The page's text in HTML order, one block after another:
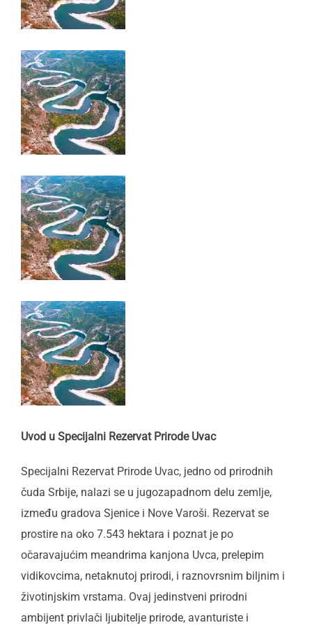
Uvod u Specijalni Rezervat Prirode Uvac
Specijalni Rezervat Prirode Uvac, jedno od prirodnih
čuda Srbije, nalazi se u jugozapadnom delu zemlje,
između gradova Sjenice i Nove Varoši. Rezervat se
prostire na oko 7.543 hektara i poznat je po
očaravajućim meandrima kanjona Uvca, prelepim
vidikovcima, netaknutoj prirodi, i raznovrsnim biljnim i
životinjskim vrstama. Ovaj jedinstveni prirodni
ambijent privlači ljubitelje prirode, avanturiste i